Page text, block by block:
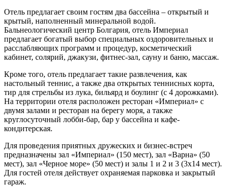
Отель предлагает своим гостям два бассейна – открытый и
крытый, наполненный минеральной водой.
Бальнеологический центр Болгария, отель Империал
предлагает богатый выбор специальных оздоровительных и
расслабляющих программ и процедур, косметический
кабинет, солярий, джакузи, фитнес-зал, сауну и баню, массаж.
Кроме того, отель предлагает такие развлечения, как
настольный теннис, а также два открытых теннисных корта,
тир для стрельбы из лука, бильярд и боулинг (с 4 дорожками).
На территории отеля расположен ресторан «Империал» с
двумя залами и ресторан на берегу моря, а также
круглосуточный лобби-бар, бар у бассейна и кафе-
кондитерская.
Для проведения приятных дружеских и бизнес-встреч
предназначены зал «Империал» (150 мест), зал «Варна» (50
мест), зал «Черное море» (50 мест) и залы 1 и 2 и 3 (3x14 мест).
Для гостей отеля действует охраняемая парковка и закрытый
гараж.